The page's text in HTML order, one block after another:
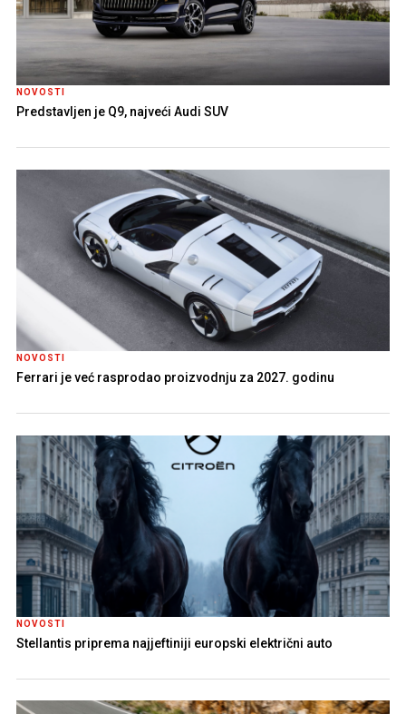
NOVOSTI
Predstavljen je Q9, najveći Audi SUV
NOVOSTI
Ferrari je već rasprodao proizvodnju za 2027. godinu
NOVOSTI
Stellantis priprema najjeftiniji europski električni auto